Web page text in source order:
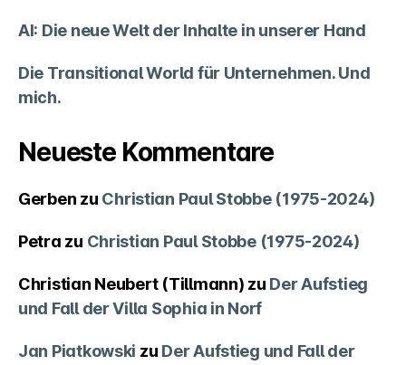
AI: Die neue Welt der Inhalte in unserer Hand
Die Transitional World für Unternehmen. Und
mich.
Neueste Kommentare
Gerben zu Christian Paul Stobbe (1975-2024)
Petra zu Christian Paul Stobbe (1975-2024)
Christian Neubert (Tillmann) zu Der Aufstieg
und Fall der Villa Sophia in Norf
Jan Piatkowski zu Der Aufstieg und Fall der